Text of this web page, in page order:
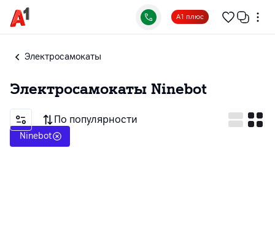
А1 плюс
Электросамокаты
Электросамокаты Ninebot
По популярности
Ninebot